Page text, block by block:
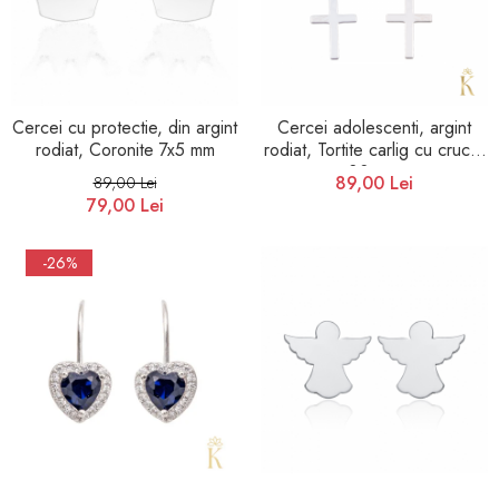
Cercei cu protectie, din argint
rodiat, Coronite 7x5 mm
89,00 Lei
79,00 Lei
Cercei adolescenti, argint
rodiat, Tortite carlig cu cruce,
30 mm
89,00 Lei
-26%